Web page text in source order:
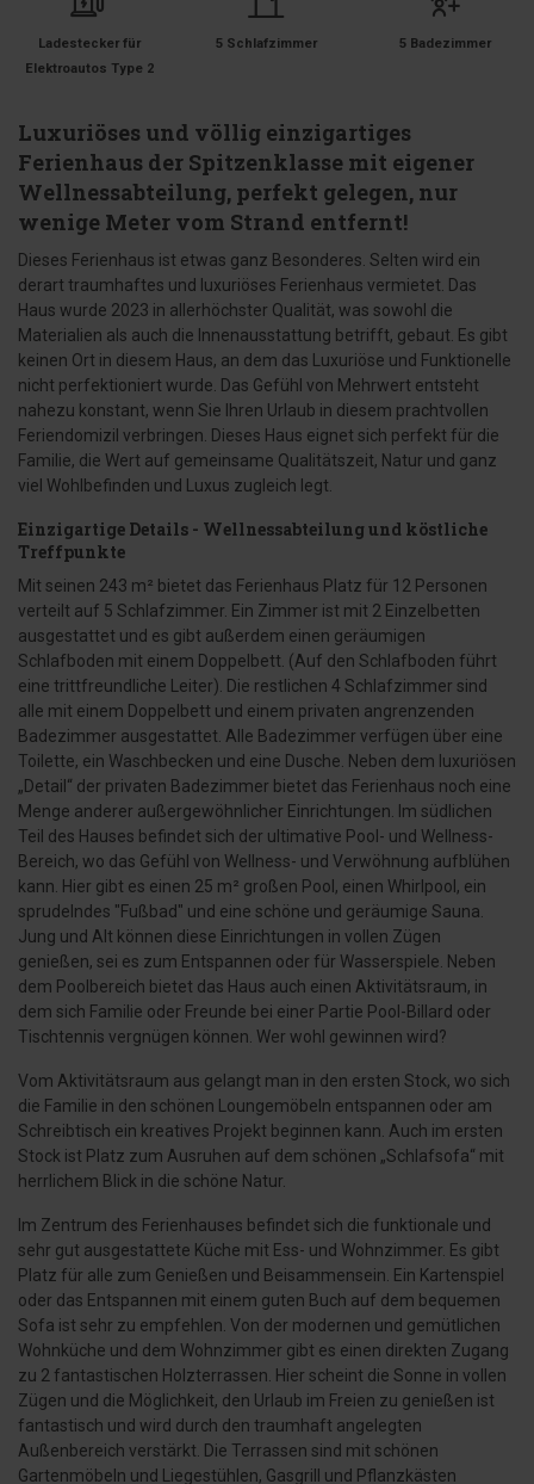
Ladestecker für
Elektroautos Type 2
5 Schlafzimmer 5 Badezimmer
Luxuriöses und völlig einzigartiges
Ferienhaus der Spitzenklasse mit eigener
Wellnessabteilung, perfekt gelegen, nur
wenige Meter vom Strand entfernt!
Dieses Ferienhaus ist etwas ganz Besonderes. Selten wird ein
derart traumhaftes und luxuriöses Ferienhaus vermietet. Das
Haus wurde 2023 in allerhöchster Qualität, was sowohl die
Materialien als auch die Innenausstattung betrifft, gebaut. Es gibt
keinen Ort in diesem Haus, an dem das Luxuriöse und Funktionelle
nicht perfektioniert wurde. Das Gefühl von Mehrwert entsteht
nahezu konstant, wenn Sie Ihren Urlaub in diesem prachtvollen
Feriendomizil verbringen. Dieses Haus eignet sich perfekt für die
Familie, die Wert auf gemeinsame Qualitätszeit, Natur und ganz
viel Wohlbefinden und Luxus zugleich legt.
Einzigartige Details - Wellnessabteilung und köstliche
Treffpunkte
Mit seinen 243 m² bietet das Ferienhaus Platz für 12 Personen
verteilt auf 5 Schlafzimmer. Ein Zimmer ist mit 2 Einzelbetten
ausgestattet und es gibt außerdem einen geräumigen
Schlafboden mit einem Doppelbett. (Auf den Schlafboden führt
eine trittfreundliche Leiter). Die restlichen 4 Schlafzimmer sind
alle mit einem Doppelbett und einem privaten angrenzenden
Badezimmer ausgestattet. Alle Badezimmer verfügen über eine
Toilette, ein Waschbecken und eine Dusche. Neben dem luxuriösen
„Detail“ der privaten Badezimmer bietet das Ferienhaus noch eine
Menge anderer außergewöhnlicher Einrichtungen. Im südlichen
Teil des Hauses befindet sich der ultimative Pool- und Wellness-
Bereich, wo das Gefühl von Wellness- und Verwöhnung aufblühen
kann. Hier gibt es einen 25 m² großen Pool, einen Whirlpool, ein
sprudelndes "Fußbad" und eine schöne und geräumige Sauna.
Jung und Alt können diese Einrichtungen in vollen Zügen
genießen, sei es zum Entspannen oder für Wasserspiele. Neben
dem Poolbereich bietet das Haus auch einen Aktivitätsraum, in
dem sich Familie oder Freunde bei einer Partie Pool-Billard oder
Tischtennis vergnügen können. Wer wohl gewinnen wird?
Vom Aktivitätsraum aus gelangt man in den ersten Stock, wo sich
die Familie in den schönen Loungemöbeln entspannen oder am
Schreibtisch ein kreatives Projekt beginnen kann. Auch im ersten
Stock ist Platz zum Ausruhen auf dem schönen „Schlafsofa“ mit
herrlichem Blick in die schöne Natur.
Im Zentrum des Ferienhauses befindet sich die funktionale und
sehr gut ausgestattete Küche mit Ess- und Wohnzimmer. Es gibt
Platz für alle zum Genießen und Beisammensein. Ein Kartenspiel
oder das Entspannen mit einem guten Buch auf dem bequemen
Sofa ist sehr zu empfehlen. Von der modernen und gemütlichen
Wohnküche und dem Wohnzimmer gibt es einen direkten Zugang
zu 2 fantastischen Holzterrassen. Hier scheint die Sonne in vollen
Zügen und die Möglichkeit, den Urlaub im Freien zu genießen ist
fantastisch und wird durch den traumhaft angelegten
Außenbereich verstärkt. Die Terrassen sind mit schönen
Gartenmöbeln und Liegestühlen, Gasgrill und Pflanzkästen